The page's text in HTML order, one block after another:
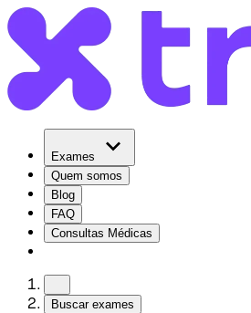
Exames
Quem somos
Blog
FAQ
Consultas Médicas
Buscar exames